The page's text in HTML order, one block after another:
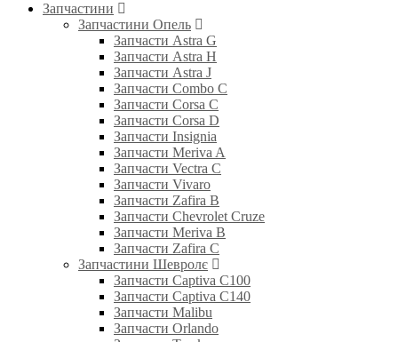
Запчастини
Запчастини Опель
Запчасти Astra G
Запчасти Astra H
Запчасти Astra J
Запчасти Combo C
Запчасти Corsa C
Запчасти Corsa D
Запчасти Insignia
Запчасти Meriva A
Запчасти Vectra C
Запчасти Vivaro
Запчасти Zafira B
Запчасти Chevrolet Cruze
Запчасти Meriva B
Запчасти Zafira C
Запчастини Шевролє
Запчасти Captiva C100
Запчасти Captiva C140
Запчасти Malibu
Запчасти Orlando